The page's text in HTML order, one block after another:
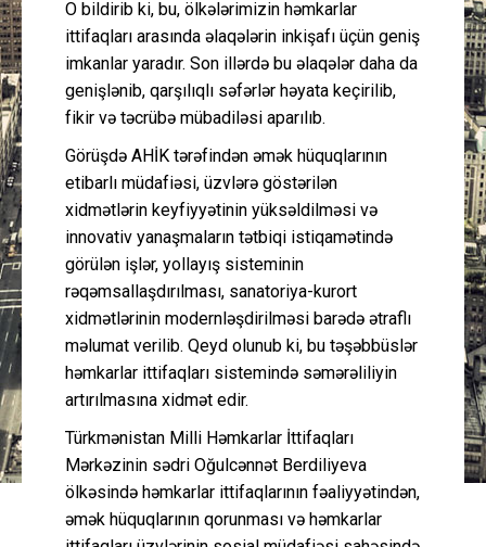
O bildirib ki, bu, ölkələrimizin həmkarlar
ittifaqları arasında əlaqələrin inkişafı üçün geniş
imkanlar yaradır. Son illərdə bu əlaqələr daha da
genişlənib, qarşılıqlı səfərlər həyata keçirilib,
fikir və təcrübə mübadiləsi aparılıb.
Görüşdə AHİK tərəfindən əmək hüquqlarının
etibarlı müdafiəsi, üzvlərə göstərilən
xidmətlərin keyfiyyətinin yüksəldilməsi və
innovativ yanaşmaların tətbiqi istiqamətində
görülən işlər, yollayış sisteminin
rəqəmsallaşdırılması, sanatoriya-kurort
xidmətlərinin modernləşdirilməsi barədə ətraflı
məlumat verilib. Qeyd olunub ki, bu təşəbbüslər
həmkarlar ittifaqları sistemində səmərəliliyin
artırılmasına xidmət edir.
Türkmənistan Milli Həmkarlar İttifaqları
Mərkəzinin sədri Oğulcənnət Berdiliyeva
ölkəsində həmkarlar ittifaqlarının fəaliyyətindən,
əmək hüquqlarının qorunması və həmkarlar